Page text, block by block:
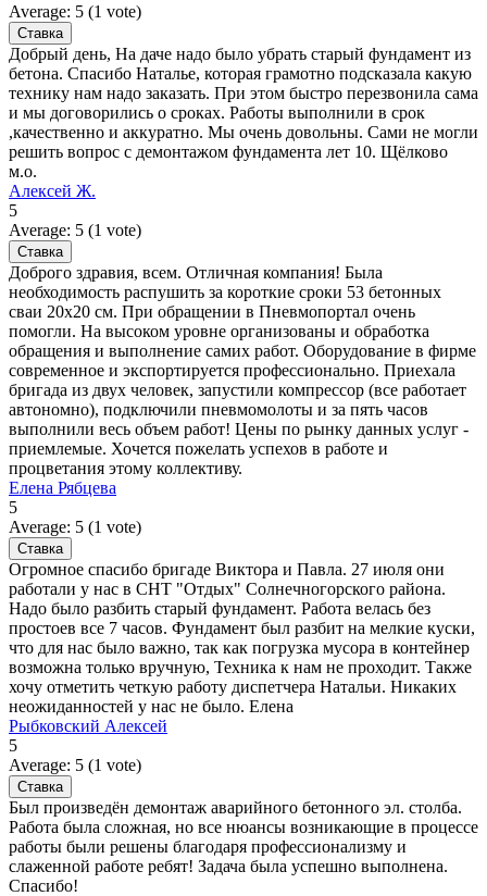
Average: 5 (1 vote)
Добрый день, На даче надо было убрать старый фундамент из
бетона. Спасибо Наталье, которая грамотно подсказала какую
технику нам надо заказать. При этом быстро перезвонила сама
и мы договорились о сроках. Работы выполнили в срок
,качественно и аккуратно. Мы очень довольны. Сами не могли
решить вопрос с демонтажом фундамента лет 10. Щёлково
м.о.
Алексей Ж.
5
Average: 5 (1 vote)
Доброго здравия, всем. Отличная компания! Была
необходимость распушить за короткие сроки 53 бетонных
сваи 20х20 см. При обращении в Пневмопортал очень
помогли. На высоком уровне организованы и обработка
обращения и выполнение самих работ. Оборудование в фирме
современное и экспортируется профессионально. Приехала
бригада из двух человек, запустили компрессор (все работает
автономно), подключили пневмомолоты и за пять часов
выполнили весь объем работ! Цены по рынку данных услуг -
приемлемые. Хочется пожелать успехов в работе и
процветания этому коллективу.
Елена Рябцева
5
Average: 5 (1 vote)
Огромное спасибо бригаде Виктора и Павла. 27 июля они
работали у нас в СНТ "Отдых" Солнечногорского района.
Надо было разбить старый фундамент. Работа велась без
простоев все 7 часов. Фундамент был разбит на мелкие куски,
что для нас было важно, так как погрузка мусора в контейнер
возможна только вручную, Техника к нам не проходит. Также
хочу отметить четкую работу диспетчера Натальи. Никаких
неожиданностей у нас не было. Елена
Рыбковский Алексей
5
Average: 5 (1 vote)
Был произведён демонтаж аварийного бетонного эл. столба.
Работа была сложная, но все нюансы возникающие в процессе
работы были решены благодаря профессионализму и
слаженной работе ребят! Задача была успешно выполнена.
Спасибо!